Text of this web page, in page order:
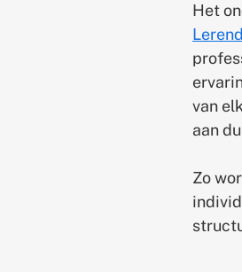
Het
van
aan
Zo